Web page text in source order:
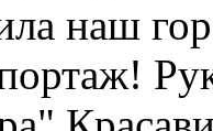
наш